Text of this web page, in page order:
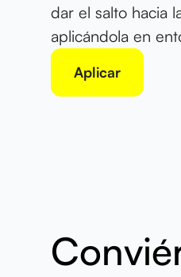
dar el salto hacia
aplicándola en
Aplicar